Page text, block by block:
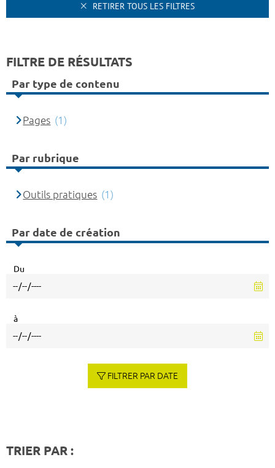
RETIRER TOUS LES FILTRES
FILTRE DE RÉSULTATS
Par type de contenu
Pages (1)
Par rubrique
Outils pratiques (1)
Par date de création
Du
à
FILTRER PAR DATE
TRIER PAR :